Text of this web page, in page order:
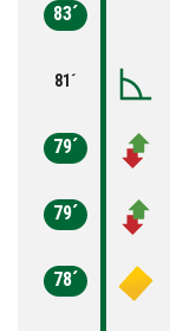
83´
81´
79´
79´
78´